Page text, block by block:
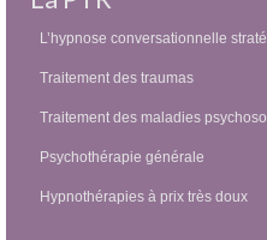
L’hypnose conversationnelle
Traitement des traumas
Traitement des maladies
Psychothérapie générale
Hypnothérapies à prix très doux